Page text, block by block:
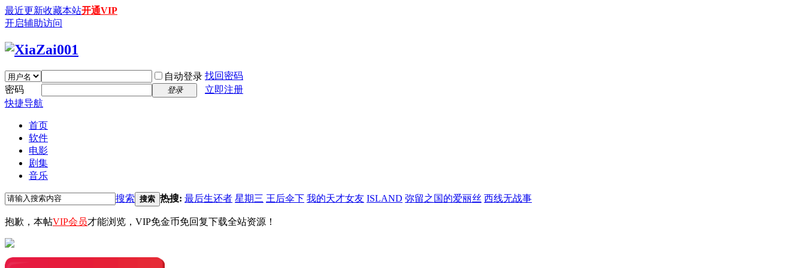
最近更新收藏本站开通VIP
开启辅助访问
自动登录 找回密码
密码
登录
立即注册
快捷导航
首页
软件
电影
剧集
音乐
搜索 搜索 热搜: 最后生还者 星期三 王后伞下 我的天才女友 ISLAND 弥留之国的爱丽丝 西线无战事
抱歉，本帖VIP会员才能浏览，VIP免金币免回复下载全站资源！